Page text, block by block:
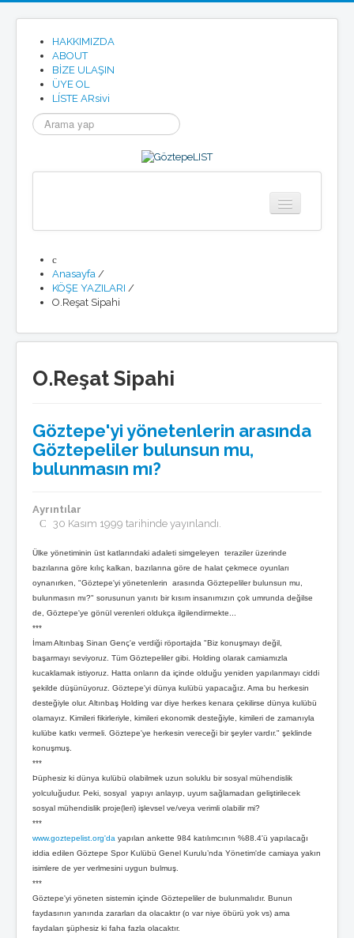
HAKKIMIZDA
ABOUT
BİZE ULAŞIN
ÜYE OL
LÍSTE ARsivi
arama...
Anasayfa
Tarihimizden
Göztepe SK Tüzügü
Göztepe Marşı
Göztepe'nin Enleri
Medyada GöztepLIST
Künye/temsilcilikler
Toplantılar
Listeden seçmeler
Basın bildirileri
Nasıl üye olurum ?
Röportajlar
Tribün
Tribünde bu hafta
Tribün anıları
Tezahürat Kayıtları
Taraftar Anayasası
Multimedya
Göztepe TV
Ekran Koruyucu
KÖŞE YAZILARI
O.Reşat Sipahi
Mustafa Dalyanoğlu
Serkan Boyacıoğlu
Burçak Ünsal
Hakan Taşpınar
Özkan Cengiz
Özant Önçağ
Süleyman Yengil
Anasayfa /
KÖŞE YAZILARI /
O.Reşat Sipahi
O.Reşat Sipahi
Göztepe'yi yönetenlerin arasında
Göztepeliler bulunsun mu,
bulunmasın mı?
Ayrıntılar
30 Kasım 1999 tarihinde yayınlandı.
Ülke yönetiminin üst katlarındaki adaleti simgeleyen teraziler üzerinde
bazılarına göre kılıç kalkan, bazılarına göre de halat çekmece oyunları
oynanırken, "Göztepe'yi yönetenlerin arasında Göztepeliler bulunsun mu,
bulunmasın mı?" sorusunun yanıtı bir kısım insanımızın çok umrunda değilse
de, Göztepe'ye gönül verenleri oldukça ilgilendirmekte...
***
İmam Altınbaş Sinan Genç'e verdiği röportajda "Biz konuşmayı değil,
başarmayı seviyoruz. Tüm Göztepeliler gibi. Holding olarak camiamızla
kucaklamak istiyoruz. Hatta onların da içinde olduğu yeniden yapılanmayı ciddi
şekilde düşünüyoruz. Göztepe'yi dünya kulübü yapacağız. Ama bu herkesin
desteğiyle olur. Altınbaş Holding var diye herkes kenara çekilirse dünya kulübü
olamayız. Kimileri fikirleriyle, kimileri ekonomik desteğiyle, kimileri de zamanıyla
kulübe katkı vermeli. Göztepe'ye herkesin vereceği bir şeyler vardır." şeklinde
konuşmuş.
***
Þüphesiz ki dünya kulübü olabilmek uzun soluklu bir sosyal mühendislik
yolculuğudur. Peki, sosyal yapıyı anlayıp, uyum sağlamadan geliştirilecek
sosyal mühendislik proje(leri) işlevsel ve/veya verimli olabilir mi?
***
www.goztepelist.org'da yapılan ankette 984 katılımcının %88.4'ü yapılacağı
iddia edilen Göztepe Spor Kulübü Genel Kurulu’nda Yönetim'de camiaya yakın
isimlere de yer verlmesini uygun bulmuş.
***
Göztepe'yi yöneten sistemin içinde Göztepeliler de bulunmalıdır. Bunun
faydasının yanında zararları da olacaktır (o var niye öbürü yok vs) ama
faydaları şüphesiz ki faha fazla olacaktır.